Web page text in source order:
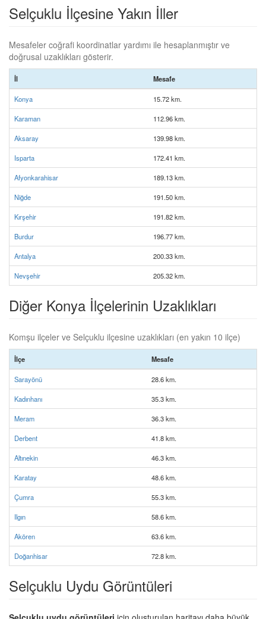
Selçuklu İlçesine Yakın İller
Mesafeler coğrafi koordinatlar yardımı ile hesaplanmıştır ve
doğrusal uzaklıkları gösterir.
İl Mesafe
Konya 15.72 km.
Karaman 112.96 km.
Aksaray 139.98 km.
Isparta 172.41 km.
Afyonkarahisar 189.13 km.
Niğde 191.50 km.
Kırşehir 191.82 km.
Burdur 196.77 km.
Antalya 200.33 km.
Nevşehir 205.32 km.
Diğer Konya İlçelerinin Uzaklıkları
Komşu ilçeler ve Selçuklu ilçesine uzaklıkları (en yakın 10 ilçe)
İlçe Mesafe
Sarayönü 28.6 km.
Kadınhanı 35.3 km.
Meram 36.3 km.
Derbent 41.8 km.
Altınekin 46.3 km.
Karatay 48.6 km.
Çumra 55.3 km.
Ilgın 58.6 km.
Akören 63.6 km.
Doğanhisar 72.8 km.
Selçuklu Uydu Görüntüleri